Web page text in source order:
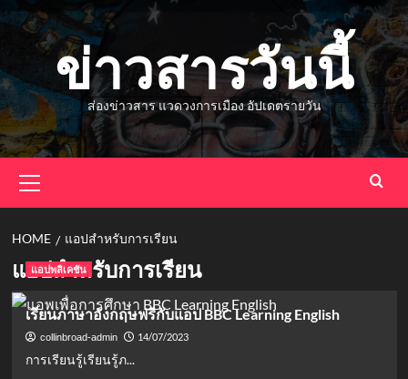
Skip
ข่าวสารวันนี้
ส่องข่าวสาร แวดวงการเมือง อัปเดตรายวัน
Menu
HOME แอปสำหรับการเรียน
แอปสำหรับการเรียน
แอปพลิเคชัน
เรียนภาษาอังกฤษฟรีกับแอป BBC Learning English
collinbroad-admin 14/07/2023
การเรียนรู้เรียนรู้ภ...